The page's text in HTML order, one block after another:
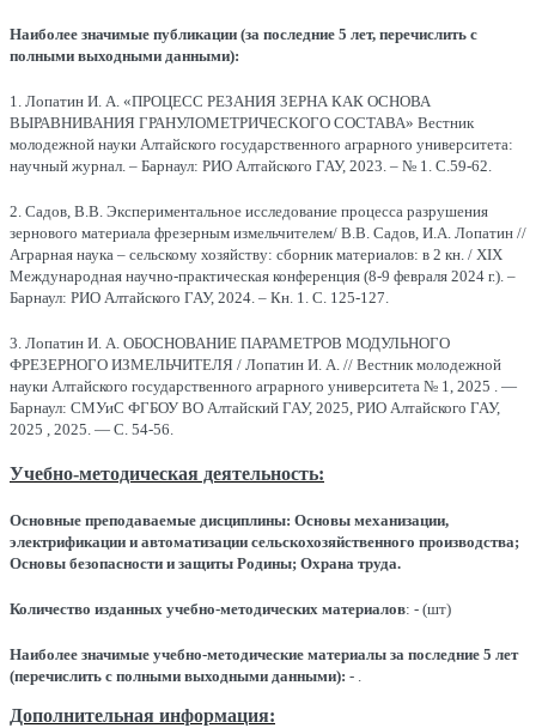
Наиболее значимые публикации (за последние 5 лет, перечислить с
полными выходными данными):
1. Лопатин И. А. «ПРОЦЕСС РЕЗАНИЯ ЗЕРНА КАК ОСНОВА
ВЫРАВНИВАНИЯ ГРАНУЛОМЕТРИЧЕСКОГО СОСТАВА» Вестник
молодежной науки Алтайского государственного аграрного университета:
научный журнал. – Барнаул: РИО Алтайского ГАУ, 2023. – № 1. С.59-62.
2. Садов, В.В. Экспериментальное исследование процесса разрушения
зернового материала фрезерным измельчителем/ В.В. Садов, И.А. Лопатин //
Аграрная наука – сельскому хозяйству: сборник материалов: в 2 кн. / XIХ
Международная научно-практическая конференция (8-9 февраля 2024 г.). –
Барнаул: РИО Алтайского ГАУ, 2024. – Кн. 1. С. 125-127.
3. Лопатин И. А. ОБОСНОВАНИЕ ПАРАМЕТРОВ МОДУЛЬНОГО
ФРЕЗЕРНОГО ИЗМЕЛЬЧИТЕЛЯ / Лопатин И. А. // Вестник молодежной
науки Алтайского государственного аграрного университета № 1, 2025 . —
Барнаул: СМУиС ФГБОУ ВО Алтайский ГАУ, 2025, РИО Алтайского ГАУ,
2025 , 2025. — С. 54-56.
Учебно-методическая деятельность:
Основные преподаваемые дисциплины: Основы механизации,
электрификации и автоматизации сельскохозяйственного производства;
Основы безопасности и защиты Родины; Охрана труда.
Количество изданных учебно-методических материалов: - (шт)
Наиболее значимые учебно-методические материалы за последние 5 лет
(перечислить с полными выходными данными): - .
Дополнительная информация: